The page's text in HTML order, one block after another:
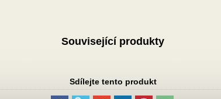
Související produkty
Sdílejte tento produkt